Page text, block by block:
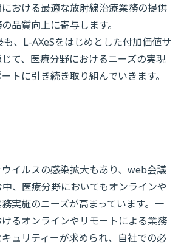
おける最適な放射線治療業務の提供
品質向上に寄与します。
、L-AXeSをはじめとした付加価値サ
て、医療分野におけるニーズの実現
トに引き続き取り組んでいきます。
イルスの感染拡大もあり、web会議
、医療分野においてもオンラインや
実施のニーズが高まっています。一
るオンラインやリモートによる業務
ュリティーが求められ、自社での必